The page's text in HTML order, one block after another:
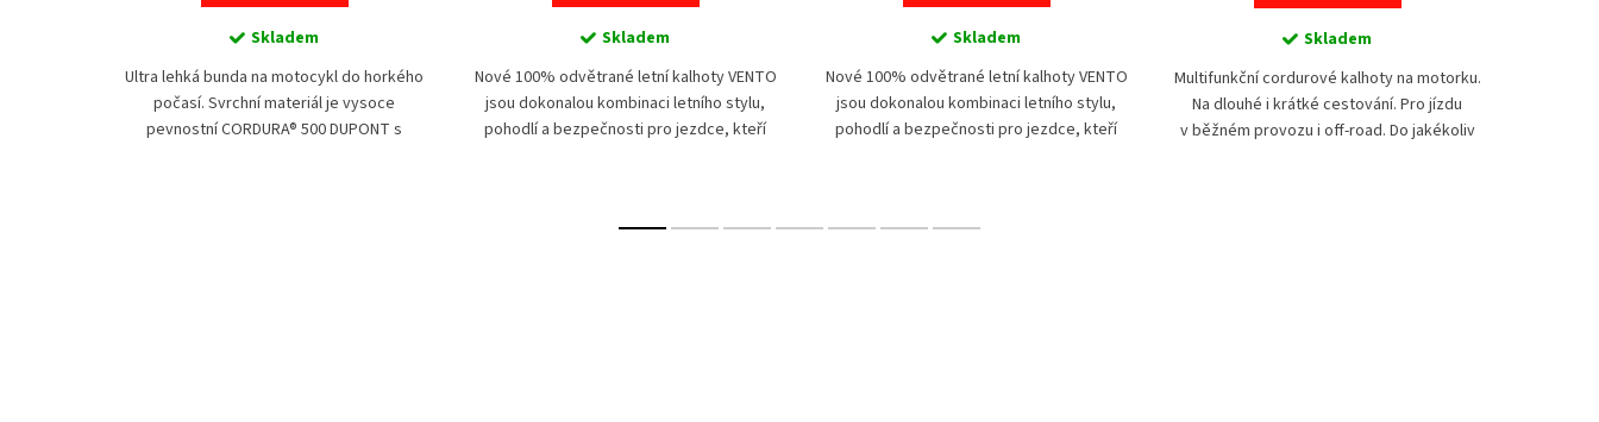
Skladem
Ultra lehká bunda na motocykl do horkého
počasí. Svrchní materiál je vysoce
pevnostní CORDURA® 500 DUPONT s
Skladem
Nové 100% odvětrané letní kalhoty VENTO
jsou dokonalou kombinaci letního stylu,
pohodlí a bezpečnosti pro jezdce, kteří
Skladem
Nové 100% odvětrané letní kalhoty VENTO
jsou dokonalou kombinaci letního stylu,
pohodlí a bezpečnosti pro jezdce, kteří
Skladem
Multifunkční cordurové kalhoty na motorku.
Na dlouhé i krátké cestování. Pro jízdu
v běžném provozu i off-road. Do jakékoliv